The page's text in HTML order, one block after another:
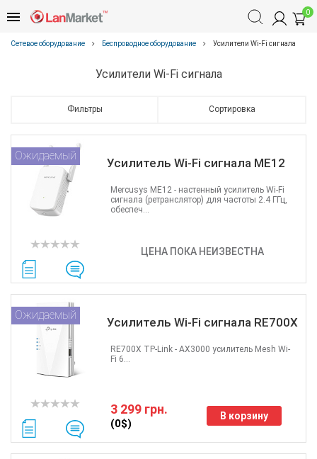
0
Сетевое оборудование Беспроводное оборудование Усилители Wi-Fi сигнала
Усилители Wi-Fi сигнала
Фильтры Сортировка
Усилитель Wi-Fi сигнала ME12
Ожидаемый
ЦЕНА ПОКА НЕИЗВЕСТНА
Mercusys ME12 - настенный усилитель Wi-Fi
сигнала (ретранслятор) для частоты 2.4 ГГц,
обеспеч...
Усилитель Wi-Fi сигнала RE700X
Ожидаемый
3 299 грн.
(0$)
В корзину
RE700X TP-Link - AX3000 усилитель Mesh Wi-
Fi 6...